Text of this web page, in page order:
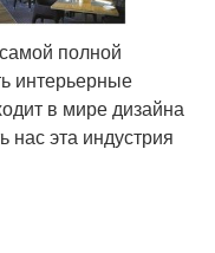
полной
интерьерные
в мире дизайна
нас эта индустрия